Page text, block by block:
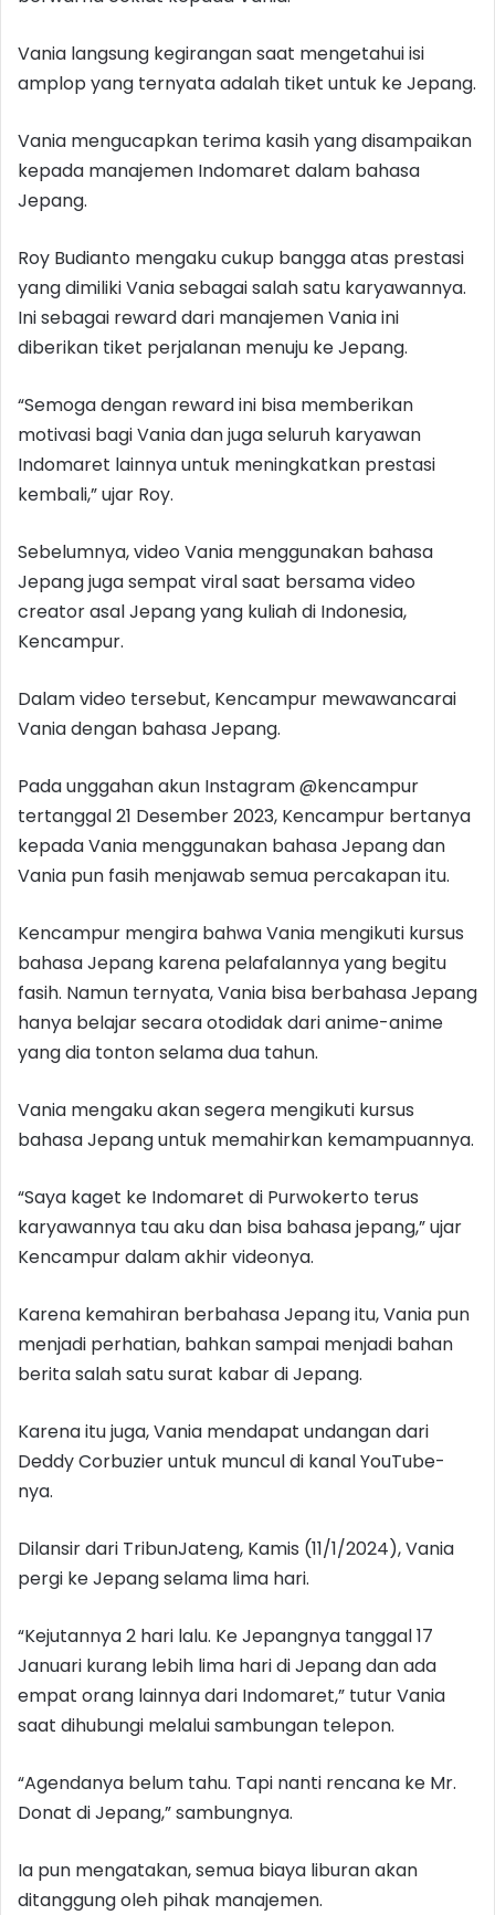
Vania langsung kegirangan saat mengetahui isi
amplop yang ternyata adalah tiket untuk ke Jepang.
Vania mengucapkan terima kasih yang disampaikan
kepada manajemen Indomaret dalam bahasa
Jepang.
Roy Budianto mengaku cukup bangga atas prestasi
yang dimiliki Vania sebagai salah satu karyawannya.
Ini sebagai reward dari manajemen Vania ini
diberikan tiket perjalanan menuju ke Jepang.
“Semoga dengan reward ini bisa memberikan
motivasi bagi Vania dan juga seluruh karyawan
Indomaret lainnya untuk meningkatkan prestasi
kembali,” ujar Roy.
Sebelumnya, video Vania menggunakan bahasa
Jepang juga sempat viral saat bersama video
creator asal Jepang yang kuliah di Indonesia,
Kencampur.
Dalam video tersebut, Kencampur mewawancarai
Vania dengan bahasa Jepang.
Pada unggahan akun Instagram @kencampur
tertanggal 21 Desember 2023, Kencampur bertanya
kepada Vania menggunakan bahasa Jepang dan
Vania pun fasih menjawab semua percakapan itu.
Kencampur mengira bahwa Vania mengikuti kursus
bahasa Jepang karena pelafalannya yang begitu
fasih. Namun ternyata, Vania bisa berbahasa Jepang
hanya belajar secara otodidak dari anime-anime
yang dia tonton selama dua tahun.
Vania mengaku akan segera mengikuti kursus
bahasa Jepang untuk memahirkan kemampuannya.
“Saya kaget ke Indomaret di Purwokerto terus
karyawannya tau aku dan bisa bahasa jepang,” ujar
Kencampur dalam akhir videonya.
Karena kemahiran berbahasa Jepang itu, Vania pun
menjadi perhatian, bahkan sampai menjadi bahan
berita salah satu surat kabar di Jepang.
Karena itu juga, Vania mendapat undangan dari
Deddy Corbuzier untuk muncul di kanal YouTube-
nya.
Dilansir dari TribunJateng, Kamis (11/1/2024), Vania
pergi ke Jepang selama lima hari.
“Kejutannya 2 hari lalu. Ke Jepangnya tanggal 17
Januari kurang lebih lima hari di Jepang dan ada
empat orang lainnya dari Indomaret,” tutur Vania
saat dihubungi melalui sambungan telepon.
“Agendanya belum tahu. Tapi nanti rencana ke Mr.
Donat di Jepang,” sambungnya.
Ia pun mengatakan, semua biaya liburan akan
ditanggung oleh pihak manajemen.